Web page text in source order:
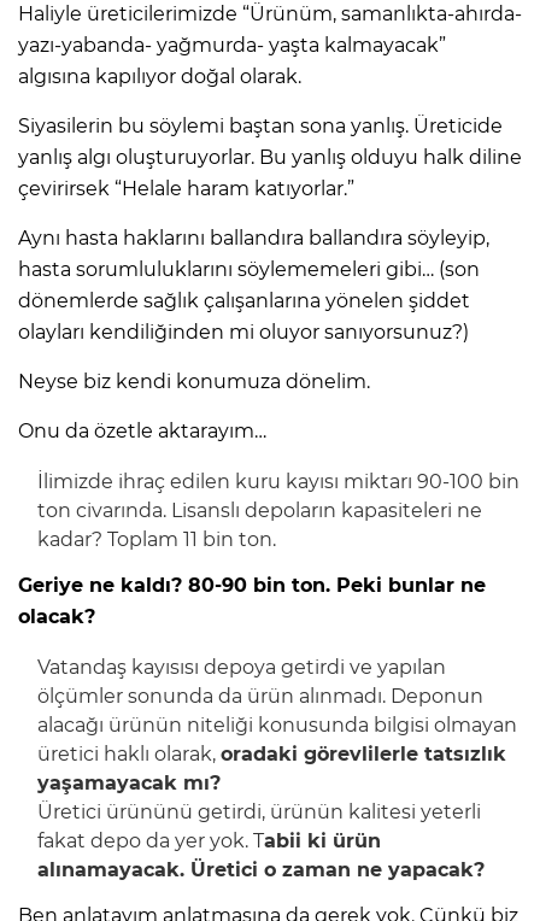
Haliyle üreticilerimizde “Ürünüm, samanlıkta-ahırda-
yazı-yabanda- yağmurda- yaşta kalmayacak”
algısına kapılıyor doğal olarak.
Siyasilerin bu söylemi baştan sona yanlış. Üreticide
yanlış algı oluşturuyorlar. Bu yanlış olduyu halk diline
çevirirsek “Helale haram katıyorlar.”
Aynı hasta haklarını ballandıra ballandıra söyleyip,
hasta sorumluluklarını söylememeleri gibi… (son
dönemlerde sağlık çalışanlarına yönelen şiddet
olayları kendiliğinden mi oluyor sanıyorsunuz?)
Neyse biz kendi konumuza dönelim.
Onu da özetle aktarayım…
İlimizde ihraç edilen kuru kayısı miktarı 90-100 bin
ton civarında. Lisanslı depoların kapasiteleri ne
kadar? Toplam 11 bin ton.
Geriye ne kaldı? 80-90 bin ton. Peki bunlar ne
olacak?
Vatandaş kayısısı depoya getirdi ve yapılan
ölçümler sonunda da ürün alınmadı. Deponun
alacağı ürünün niteliği konusunda bilgisi olmayan
üretici haklı olarak, oradaki görevlilerle tatsızlık
yaşamayacak mı?
Üretici ürününü getirdi, ürünün kalitesi yeterli
fakat depo da yer yok. Tabii ki ürün
alınamayacak. Üretici o zaman ne yapacak?
Ben anlatayım anlatmasına da gerek yok. Çünkü biz